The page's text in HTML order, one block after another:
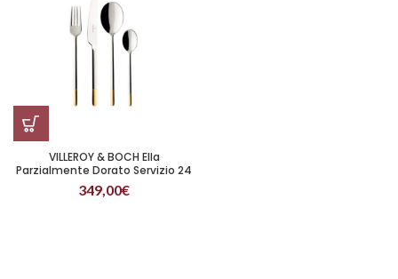
VILLEROY & BOCH Ella
Parzialmente Dorato Servizio 24
pezzi
349,00€